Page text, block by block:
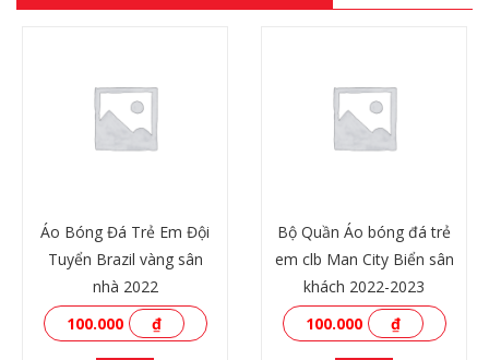
Áo Bóng Đá Trẻ Em Đội
Tuyển Brazil vàng sân
nhà 2022
100.000
₫
Bộ Quần Áo bóng đá trẻ
em clb Man City Biển sân
khách 2022-2023
100.000
₫